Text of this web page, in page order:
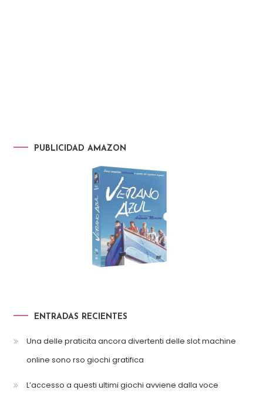
PUBLICIDAD AMAZON
ENTRADAS RECIENTES
Una delle praticita ancora divertenti delle slot machine
online sono rso giochi gratifica
L’accesso a questi ultimi giochi avviene dalla voce